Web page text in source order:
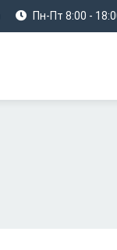
Пн-Пт 8:00 -